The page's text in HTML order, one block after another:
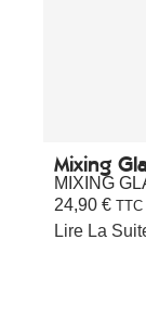
Mixing
MIXING
24,90 € TTC
Lire La